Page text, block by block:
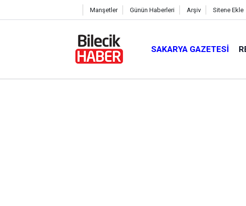
Manşetler Günün Haberleri Arşiv Sitene Ekle
SAKARYA GAZETESI